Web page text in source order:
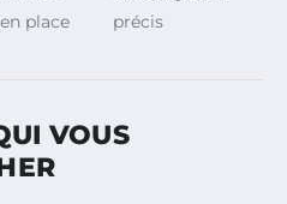
en place
précis
VOUS